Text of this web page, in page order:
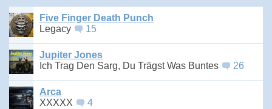
Five Finger Death Punch
Legacy
15
Jupiter Jones
Ich Trag Den Sarg, Du Trägst Was Buntes
26
Arca
XXXXX
4